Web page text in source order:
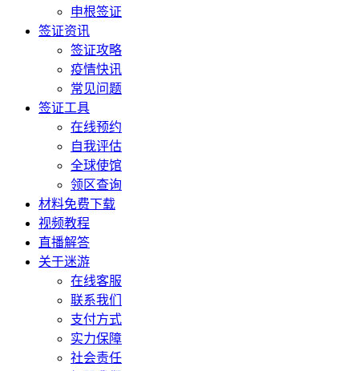
申根签证
签证资讯
签证攻略
疫情快讯
常见问题
签证工具
在线预约
自我评估
全球使馆
领区查询
材料免费下载
视频教程
直播解答
关于迷游
在线客服
联系我们
支付方式
实力保障
社会责任